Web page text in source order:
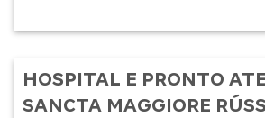
HOSPITAL E PRONTO
SANCTA MAGGIORE